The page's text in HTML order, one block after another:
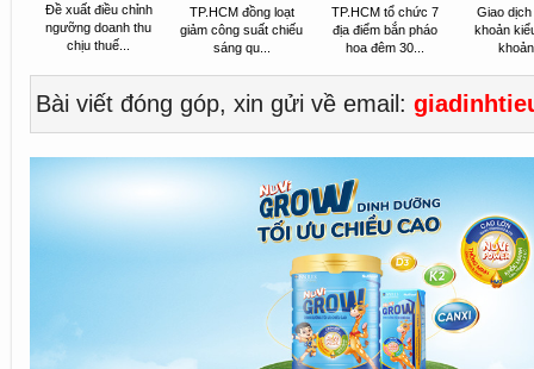
Đề xuất điều chỉnh
ngưỡng doanh thu
chịu thuế...
TP.HCM đồng loạt
giảm công suất chiếu
sáng qu...
TP.HCM tổ chức 7
địa điểm bắn pháo
hoa đêm 30...
Giao
khoản
Bài viết đóng góp, xin gửi về email: